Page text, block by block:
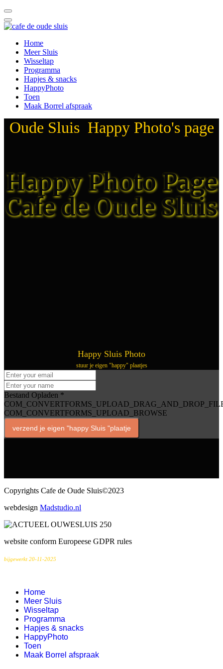
Home
Meer Sluis
Wisseltap
Programma
Hapjes & snacks
HappyPhoto
Toen
Maak Borrel afspraak
Oude Sluis Happy Photo's page
Happy Photo Page
Cafe de Oude Sluis
Happy Sluis Photo
stuur je eigen "happy" plaatjes
Bestand Opladen *
COM_CONVERTFORMS_UPLOAD_BROWSE
verzend je eigen "happy Sluis "plaatje
Copyrights Cafe de Oude Sluis©2023
webdesign Madstudio.nl
website conform Europeese GDPR rules
bijgewerkt 20-11-2025
Home
Meer Sluis
Wisseltap
Programma
Hapjes & snacks
HappyPhoto
Toen
Maak Borrel afspraak